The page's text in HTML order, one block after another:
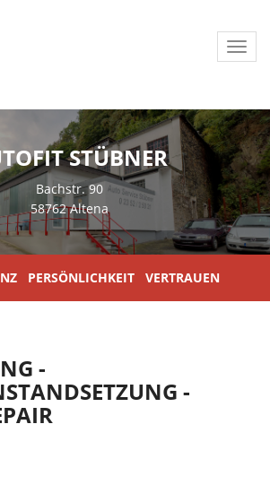
STÜBNER
Bachstr. 90
58762 Altena
PERSÖNLICHKEIT VERTRAUEN
-
-